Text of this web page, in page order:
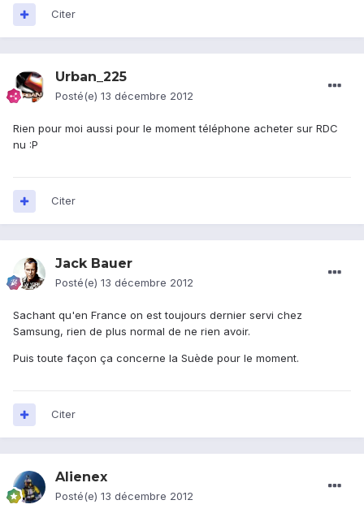
Citer
Urban_225
Posté(e) 13 décembre 2012
Rien pour moi aussi pour le moment téléphone acheter sur RDC
nu :P
Citer
Jack Bauer
Posté(e) 13 décembre 2012
Sachant qu'en France on est toujours dernier servi chez
Samsung, rien de plus normal de ne rien avoir.
Puis toute façon ça concerne la Suède pour le moment.
Citer
Alienex
Posté(e) 13 décembre 2012